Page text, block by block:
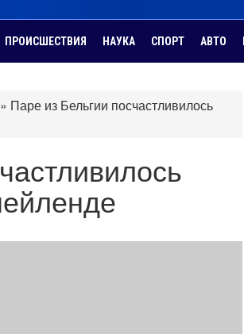
ПРОИСШЕСТВИЯ НАУКА СПОРТ АВТО
» Паре из Бельгии посчастливилось